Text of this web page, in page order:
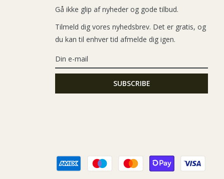
Gå ikke glip af nyheder og gode tilbud.
Tilmeld dig vores nyhedsbrev. Det er gratis, og
du kan til enhver tid afmelde dig igen.